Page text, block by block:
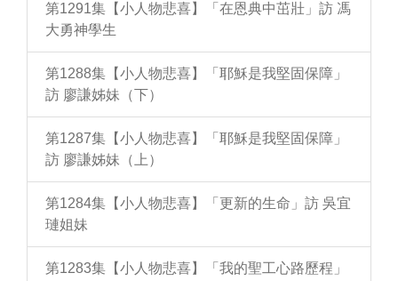
第1291集【小人物悲喜】「在恩典中茁壯」訪 馮
大勇神學生
第1288集【小人物悲喜】「耶穌是我堅固保障」
訪 廖謙姊妹（下）
第1287集【小人物悲喜】「耶穌是我堅固保障」
訪 廖謙姊妹（上）
第1284集【小人物悲喜】「更新的生命」訪 吳宜
璉姐妹
第1283集【小人物悲喜】「我的聖工心路歷程」